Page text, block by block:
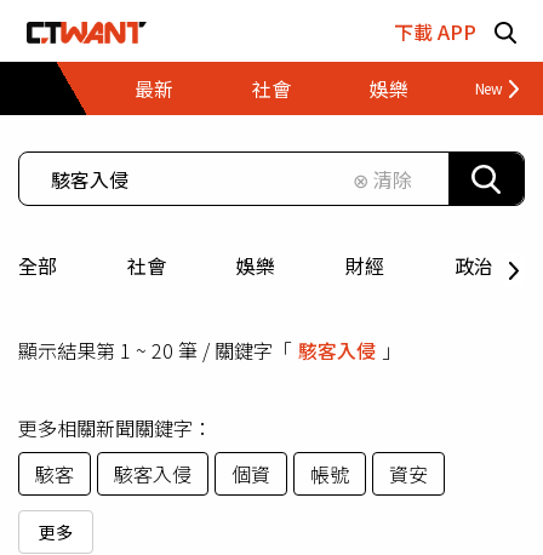
下載 APP
最新
社會 娛樂 財經
⊗ 清除
全部 社會 娛樂 財經 政治
顯示結果第 1 ~ 20 筆 / 關鍵字「 駭客入侵 」
更多相關新聞關鍵字：
駭客
駭客入侵 個資 帳號 資安
更多